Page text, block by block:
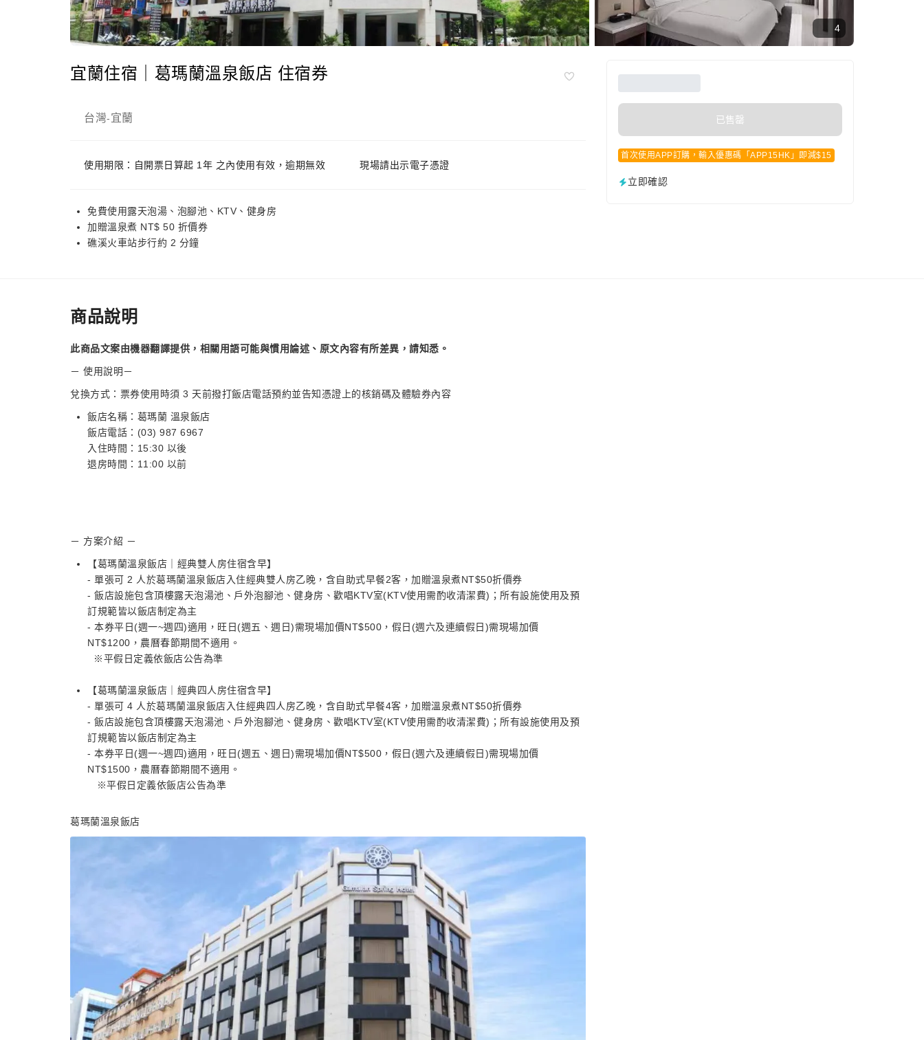
4
宜蘭住宿｜葛瑪蘭溫泉飯店 住宿券
台灣-宜蘭
使用期限：自開票日算起 1年 之內使用有效，逾期無效 現場請出示電子憑證
免費使用露天泡湯、泡腳池、KTV、健身房
加贈溫泉煮 NT$ 50 折價券
礁溪火車站步行約 2 分鐘
已售罄
首次使用APP訂購，輸入優惠碼「APP15HK」即減$15
立即確認
商品說明
此商品文案由機器翻譯提供，相關用語可能與慣用論述、原文內容有所差異，請知悉。
－ 使用說明－
兌換方式：票券使用時須 3 天前撥打飯店電話預約並告知憑證上的核銷碼及體驗券內容
飯店名稱：葛瑪蘭 溫泉飯店
飯店電話：(03) 987 6967
入住時間：15:30 以後
退房時間：11:00 以前
－ 方案介紹 －
【葛瑪蘭溫泉飯店｜經典雙人房住宿含早】
- 單張可 2 人於葛瑪蘭溫泉飯店入住經典雙人房乙晚，含自助式早餐2客，加贈溫泉煮NT$50折價券
- 飯店設施包含頂樓露天泡湯池、戶外泡腳池、健身房、歡唱KTV室(KTV使用需酌收清潔費)；所有設施使用及預
訂規範皆以飯店制定為主
- 本券平日(週一~週四)適用，旺日(週五、週日)需現場加價NT$500，假日(週六及連續假日)需現場加價
NT$1200，農曆春節期間不適用。
※平假日定義依飯店公告為準
【葛瑪蘭溫泉飯店｜經典四人房住宿含早】
- 單張可 4 人於葛瑪蘭溫泉飯店入住經典四人房乙晚，含自助式早餐4客，加贈溫泉煮NT$50折價券
- 飯店設施包含頂樓露天泡湯池、戶外泡腳池、健身房、歡唱KTV室(KTV使用需酌收清潔費)；所有設施使用及預
訂規範皆以飯店制定為主
- 本券平日(週一~週四)適用，旺日(週五、週日)需現場加價NT$500，假日(週六及連續假日)需現場加價
NT$1500，農曆春節期間不適用。
※平假日定義依飯店公告為準
葛瑪蘭溫泉飯店